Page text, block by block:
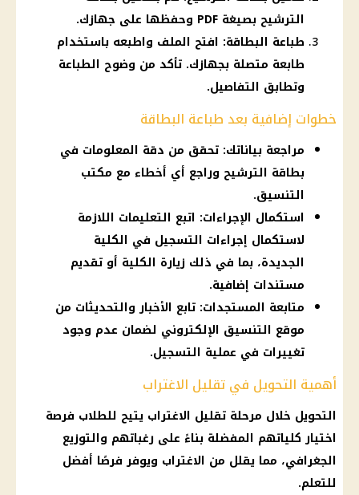
الترشيح بصيغة PDF وحفظها على جهازك.
طباعة البطاقة: افتح الملف واطبعه باستخدام
طابعة متصلة بجهازك. تأكد من وضوح الطباعة
وتطابق التفاصيل.
خطوات إضافية بعد طباعة البطاقة
مراجعة بياناتك: تحقق من دقة المعلومات في
بطاقة الترشيح وراجع أي أخطاء مع مكتب
التنسيق.
استكمال الإجراءات: اتبع التعليمات اللازمة
لاستكمال إجراءات التسجيل في الكلية
الجديدة، بما في ذلك زيارة الكلية أو تقديم
مستندات إضافية.
متابعة المستجدات: تابع الأخبار والتحديثات من
موقع التنسيق الإلكتروني لضمان عدم وجود
تغييرات في عملية التسجيل.
أهمية التحويل في تقليل الاغتراب
التحويل خلال مرحلة تقليل الاغتراب يتيح للطلاب فرصة
اختيار كلياتهم المفضلة بناءً على رغباتهم والتوزيع
الجغرافي، مما يقلل من الاغتراب ويوفر فرصًا أفضل
للتعلم.